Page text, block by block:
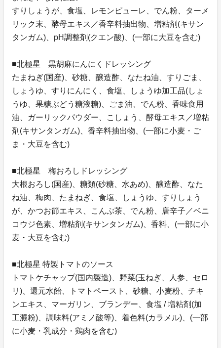
すりしょうが、食塩、レモンピューレ、でん粉、ターメ
リック末、酵母エキス／香辛料抽出物、増粘剤(キサン
タンガム)、pH調整剤(クエン酸)、(一部に大豆を含む)
■北極星 黒胡麻にんにくドレッシング
たまねぎ(国産)、砂糖、醸造酢、なたね油、すりごま、
しょうゆ、すりにんにく、食塩、しょうゆ加工品(しょ
うゆ、果糖ぶどう糖液糖)、ごま油、でん粉、香味食用
油、ガーリックパウダー、こしょう、酵母エキス／増粘
剤(キサンタンガム)、香辛料抽出物、(一部に小麦・ご
ま・大豆を含む)
■北極星 梅おろしドレッシング
大根おろし(国産)、糖類(砂糖、水あめ)、醸造酢、なた
ね油、梅肉、たまねぎ、食塩、しょうゆ、すりしょう
が、かつお節エキス、こんぶ茶、でん粉、唐辛子／ベニ
コウジ色素、増粘剤(キサンタンガム)、香料、(一部に小
麦・大豆を含む)
■北極星 特製トマトのソース
トマトケチャップ(国内製造)、野菜(玉ねぎ、人参、セロ
リ)、還元水飴、トマトペースト、砂糖、小麦粉、チキ
ンエキス、マーガリン、ブランデー、食塩 / 増粘剤(加
工澱粉)、調味料(アミノ酸等)、着色料(カラメル)、(一部
に小麦・乳成分・鶏肉を含む)